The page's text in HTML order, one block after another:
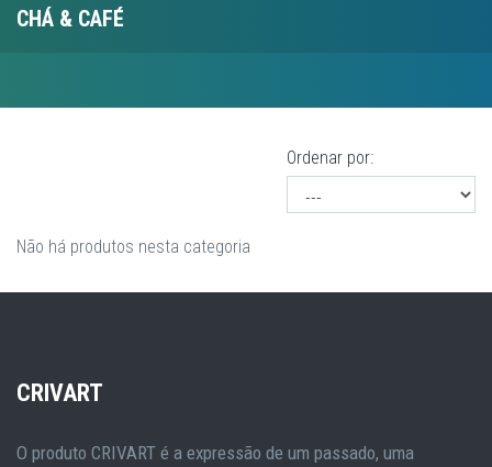
CHÁ & CAFÉ
Ordenar por:
Não há produtos nesta categoria
CRIVART
O produto CRIVART é a expressão de um passado, uma